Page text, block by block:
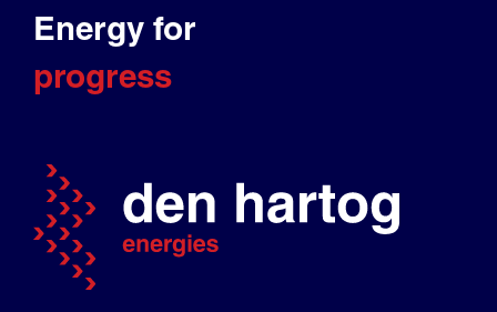
Energy for
progress